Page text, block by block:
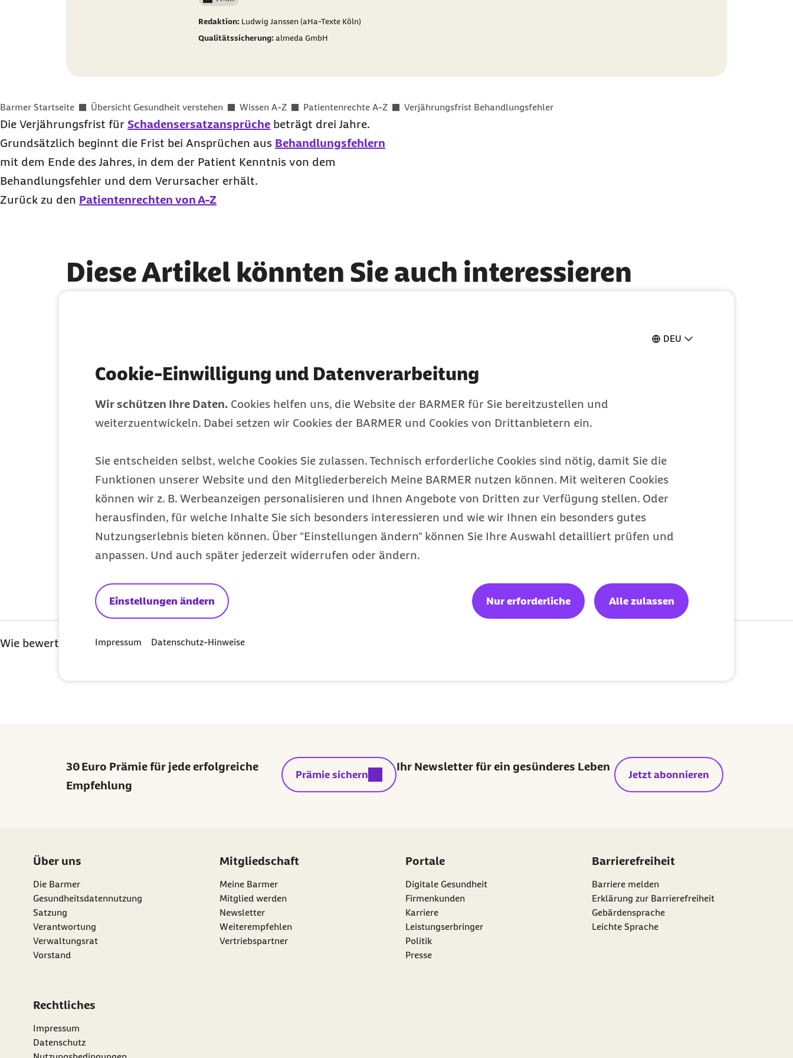
DEU
Cookie-Einwilligung und Datenverarbeitung
Wir schützen Ihre Daten. Cookies helfen uns, die Website der BARMER für Sie bereitzustellen und
weiterzuentwickeln. Dabei setzen wir Cookies der BARMER und Cookies von Drittanbietern ein.
Sie entscheiden selbst, welche Cookies Sie zulassen. Technisch erforderliche Cookies sind nötig, damit Sie die
Funktionen unserer Website und den Mitgliederbereich Meine BARMER nutzen können. Mit weiteren Cookies
können wir z. B. Werbeanzeigen personalisieren und Ihnen Angebote von Dritten zur Verfügung stellen. Oder
herausfinden, für welche Inhalte Sie sich besonders interessieren und wie wir Ihnen ein besonders gutes
Nutzungserlebnis bieten können. Über "Einstellungen ändern" können Sie Ihre Auswahl detailliert prüfen und
anpassen. Und auch später jederzeit widerrufen oder ändern.
Einstellungen ändern Nur erforderliche Alle zulassen
Impressum Datenschutz-Hinweise
Lesedauer weniger als
Redaktion: Ludwig Janssen (aHa-Texte Köln)
Qualitätssicherung:almeda GmbH
Sie befinden sich hier:
Barmer Startseite Übersicht Gesundheit verstehen Wissen A-Z Patientenrechte A-Z Verjährungsfrist Behandlungsfehler
Die Verjährungsfrist für Schadensersatzansprüche beträgt drei Jahre.
Grundsätzlich beginnt die Frist bei Ansprüchen aus Behandlungsfehlern
mit dem Ende des Jahres, in dem der Patient Kenntnis von dem
Behandlungsfehler und dem Verursacher erhält.
Zurück zu den Patientenrechten von A-Z
Diese Artikel könnten Sie auch interessieren
Behandlungsfehler:
Unterstützung und
passende
Anlaufstellen
Wie bewerten Sie diesen Artikel?Ihre Bewertung: 1 Stern
Ihre Bewertung: 2 Sterne
Ihre Bewertung: 3 Sterne
Ihre Bewertung: 4 Sterne
30 Euro Prämie für jede erfolgreiche
Empfehlung
externer Link:
Prämie sichern
Ihr Newsletter für ein gesünderes Leben
Jetzt abonnieren
Über uns
Die Barmer
Gesundheitsdatennutzung
Satzung
Verantwortung
Verwaltungsrat
Vorstand
Mitgliedschaft
Meine Barmer
Mitglied werden
Newsletter
externer Link:
Weiterempfehlen
Vertriebspartner
Portale
Digitale Gesundheit
Firmenkunden
Karriere
Leistungserbringer
Politik
Presse
Barrierefreiheit
Barriere melden
Erklärung zur Barrierefreiheit
Gebärdensprache
Leichte Sprache
Rechtliches
Impressum
Datenschutz